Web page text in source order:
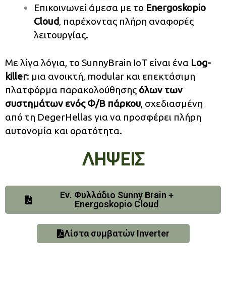
Επικοινωνεί άμεσα με το Energoskopio
Cloud, παρέχοντας πλήρη αναφορές
λειτουργίας.
Με λίγα λόγια, το SunnyBrain IoT είναι ένα Log-
killer: μια ανοικτή, modular και επεκτάσιμη
πλατφόρμα παρακολούθησης όλων των
συστημάτων ενός Φ/Β πάρκου, σχεδιασμένη
από τη DegerHellas για να προσφέρει πλήρη
αυτονομία και ορατότητα.
ΛΗΨΕΙΣ
Εν. Φυλλάδιο Sunny Brain +
Energoskopio Cloud
Λίστα συμβατών Inverter